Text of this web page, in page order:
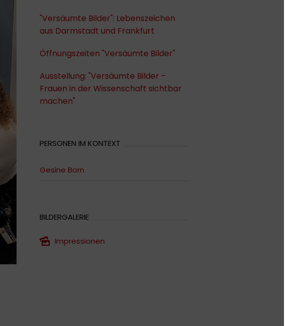
"Versäumte Bilder": Lebenszeichen
aus Darmstadt und Frankfurt
Öffnungszeiten "Versäumte Bilder"
Ausstellung: "Versäumte Bilder –
Frauen in der Wissenschaft sichtbar
machen"
PERSONEN IM KONTEXT
Gesine Born
BILDERGALERIE
Impressionen